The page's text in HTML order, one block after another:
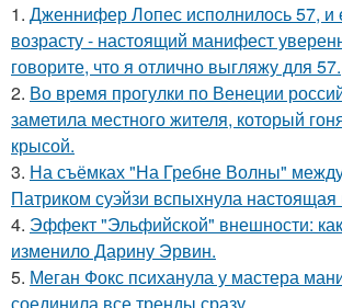
1. Дженнифер Лопес исполнилось 57, и
возрасту - настоящий манифест
говорите, что я отлично выгляжу для 57.
2. Во время прогулки по Венеции
заметила местного жителя, который
крысой.
3. На съёмках "На Гребне Волны"
Патриком суэйзи вспыхнула
4. Эффект "Эльфийской" внешности:
изменило Дарину Эрвин.
5. Меган Фокс психанула у мастера